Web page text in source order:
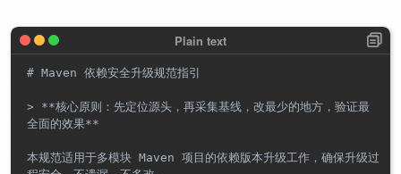
# Maven 依赖安全升级规范指引
> **核心原则：先定位源头，再采集基线，改最少的地方，验证最
全面的效果**
本规范适用于多模块 Maven 项目的依赖版本升级工作，确保升级过